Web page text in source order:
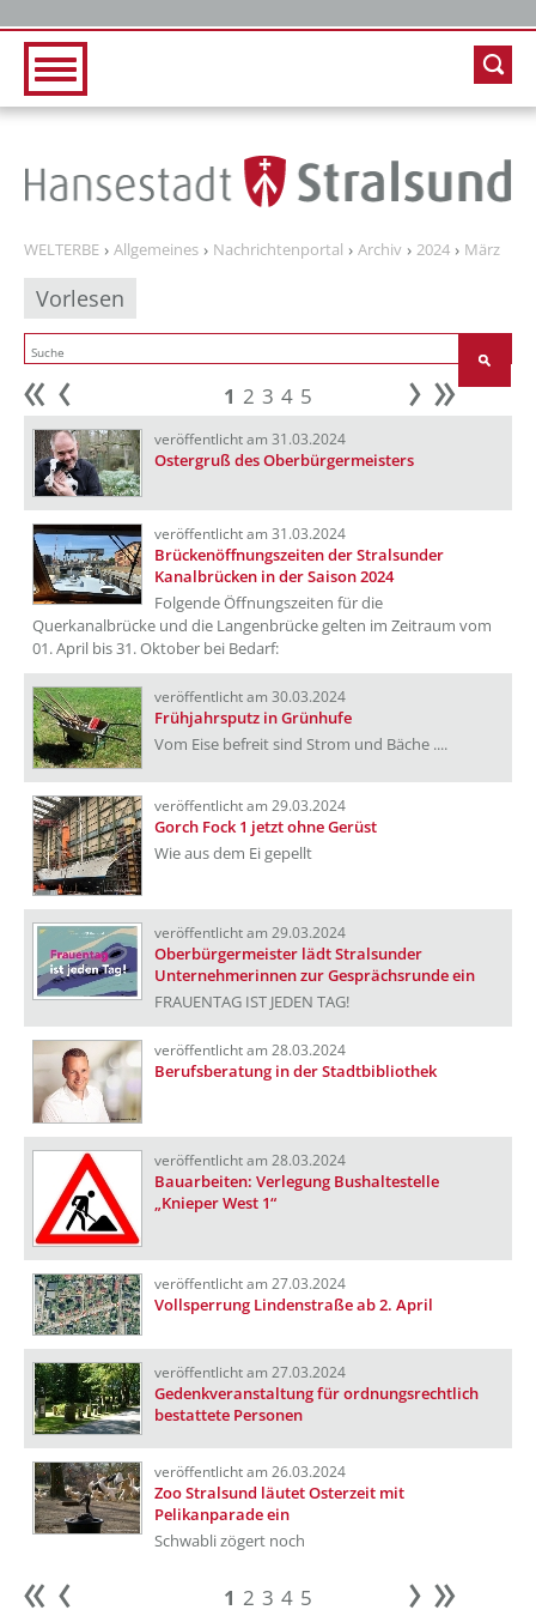
WELTERBE Allgemeines Nachrichtenportal Archiv 2024 März
Vorlesen
Anfang 1 2 3 4 5 weiter
veröffentlicht am 31.03.2024
Ostergruß des Oberbürgermeisters
veröffentlicht am 31.03.2024
Brückenöffnungszeiten der Stralsunder
Kanalbrücken in der Saison 2024
Folgende Öffnungszeiten für die
Querkanalbrücke und die Langenbrücke gelten im Zeitraum vom
01. April bis 31. Oktober bei Bedarf:
veröffentlicht am 30.03.2024
Frühjahrsputz in Grünhufe
Vom Eise befreit sind Strom und Bäche ....
veröffentlicht am 29.03.2024
Gorch Fock 1 jetzt ohne Gerüst
Wie aus dem Ei gepellt
veröffentlicht am 29.03.2024
Oberbürgermeister lädt Stralsunder
Unternehmerinnen zur Gesprächsrunde ein
FRAUENTAG IST JEDEN TAG!
veröffentlicht am 28.03.2024
Berufsberatung in der Stadtbibliothek
veröffentlicht am 28.03.2024
Bauarbeiten: Verlegung Bushaltestelle
„Knieper West 1“
veröffentlicht am 27.03.2024
Vollsperrung Lindenstraße ab 2. April
veröffentlicht am 27.03.2024
Gedenkveranstaltung für ordnungsrechtlich
bestattete Personen
veröffentlicht am 26.03.2024
Zoo Stralsund läutet Osterzeit mit
Pelikanparade ein
Schwabli zögert noch
Anfang 1 2 3 4 5 weiter